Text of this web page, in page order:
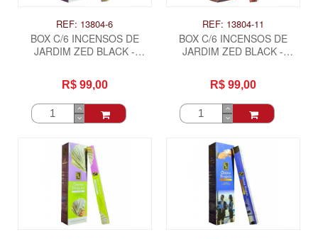
REF: 13804-6
BOX C/6 INCENSOS DE
JARDIM ZED BLACK -
R$ 99,00
REF: 13804-11
BOX C/6 INCENSOS DE
JARDIM ZED BLACK -
R$ 99,00